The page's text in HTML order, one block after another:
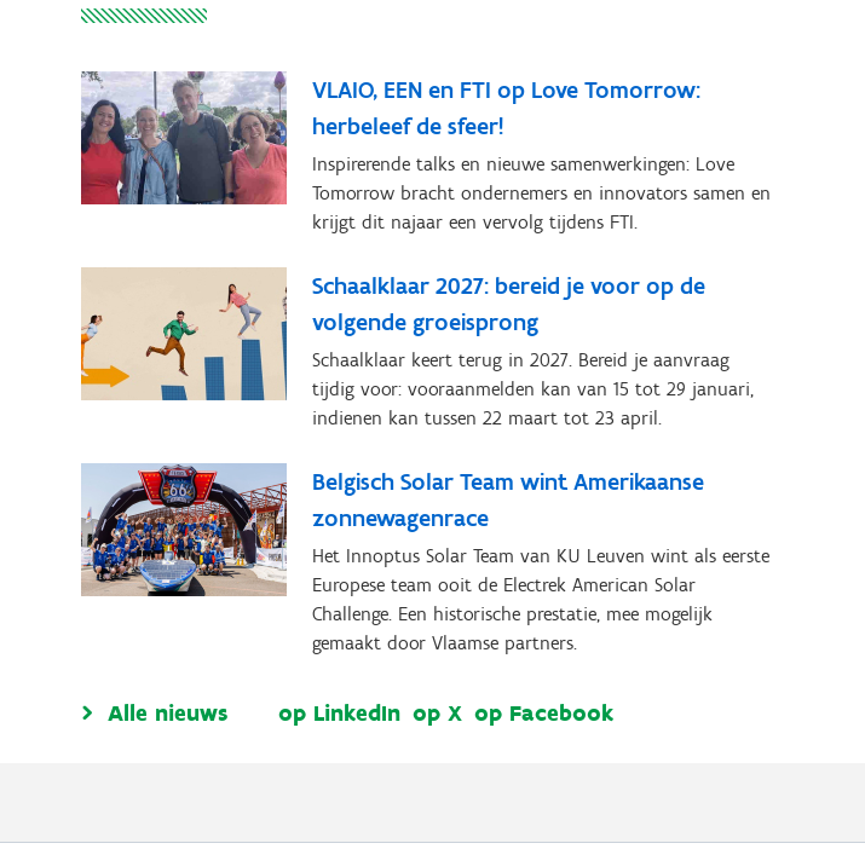
VLAIO, EEN en FTI op Love Tomorrow:
herbeleef de sfeer!
Inspirerende talks en nieuwe samenwerkingen: Love
Tomorrow bracht ondernemers en innovators samen en
krijgt dit najaar een vervolg tijdens FTI.
Schaalklaar 2027: bereid je voor op de
volgende groeisprong
Schaalklaar keert terug in 2027. Bereid je aanvraag
tijdig voor: vooraanmelden kan van 15 tot 29 januari,
indienen kan tussen 22 maart tot 23 april.
Belgisch Solar Team wint Amerikaanse
zonnewagenrace
Het Innoptus Solar Team van KU Leuven wint als eerste
Europese team ooit de Electrek American Solar
Challenge. Een historische prestatie, mee mogelijk
gemaakt door Vlaamse partners.
Alle nieuws op LinkedIn op X op Facebook